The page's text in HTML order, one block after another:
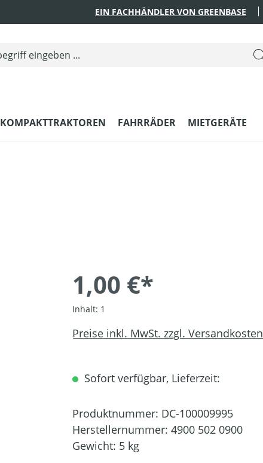
EIN FACHHÄNDLER VON GREENBASE
KOMPAKTTRAKTOREN FAHRRÄDER MIETGERÄTE
1,00 €*
Inhalt: 1
Preise inkl. MwSt. zzgl. Versandkosten
Sofort verfügbar, Lieferzeit:
Produktnummer: DC-100009995
Herstellernummer: 4900 502 0900
Gewicht: 5 kg